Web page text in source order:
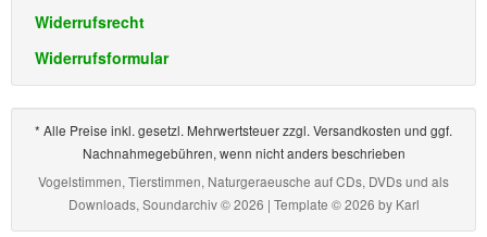
Widerrufsrecht
Widerrufsformular
* Alle Preise inkl. gesetzl. Mehrwertsteuer zzgl. Versandkosten und ggf.
Nachnahmegebühren, wenn nicht anders beschrieben
Vogelstimmen, Tierstimmen, Naturgeraeusche auf CDs, DVDs und als
Downloads, Soundarchiv © 2026 | Template © 2026 by Karl